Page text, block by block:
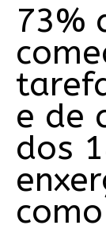
73%
e de
dos